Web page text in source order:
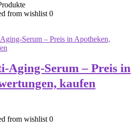
from wishlist 0
Aging-Serum – Preis in
kaufen
from wishlist 0